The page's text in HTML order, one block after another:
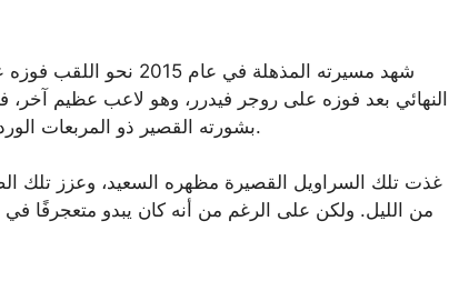
شهد مسيرته المذهلة في
النهائي بعد فوزه على روجر فيدرر، وهو لاعب عظيم آخر،
بشورته القصير ذو المربعات الوردية الجذابة بقدر ما برز بضربته الخلفية المدمرة.
غذت تلك السراويل القصيرة مظهره السعيد، وعزز تلك
من الليل. ولكن على الرغم من أنه كان يبدو متعجرفًا في